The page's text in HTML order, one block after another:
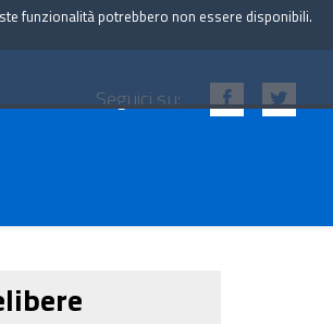
Seguici su:
funzionalità potrebbero non essere disponibili.